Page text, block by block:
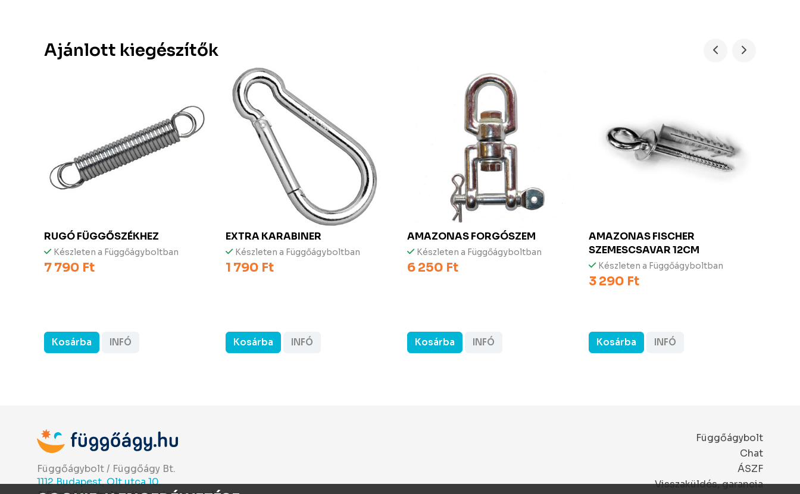
Ajánlott kiegészítők
RUGÓ FÜGGŐSZÉKHEZ
Készleten a Függőágyboltban
7 790 Ft
Kosárba INFÓ
EXTRA KARABINER
Készleten a Függőágyboltban
1 790 Ft
Kosárba INFÓ
AMAZONASFORGÓSZEM
Készleten a Függőágyboltban
6 250 Ft
Kosárba INFÓ
AMAZONAS FISCHER
SZEMESCSAVAR 12CM
Készleten a Függőágyboltban
3 290 Ft
Kosárba INFÓ
Függőágybolt / Függőágy Bt.
1112 Budapest, Olt utca 10.
Függőágybolt
Chat
ÁSZF
Visszaküldés, garancia